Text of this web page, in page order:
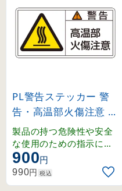
PL警告ステッカー 警
告・高温部火傷注意 P
L-102 小 (203102)
製品の持つ危険性や安全
な使用のための指示に関
わるPL警告表示ラベルで
す。シグナルワード、絵
表示、警告文で構成され
900円
990円 税込